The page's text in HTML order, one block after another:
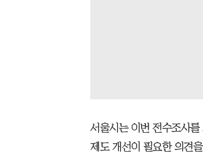
서울시는 이번 전수조사
제도 개선이 필요한 의견